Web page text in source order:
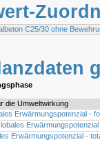
C25/30 ohne
die Umweltwirkung
Erwärmungspotenzial -
Erwärmungspotenzial -